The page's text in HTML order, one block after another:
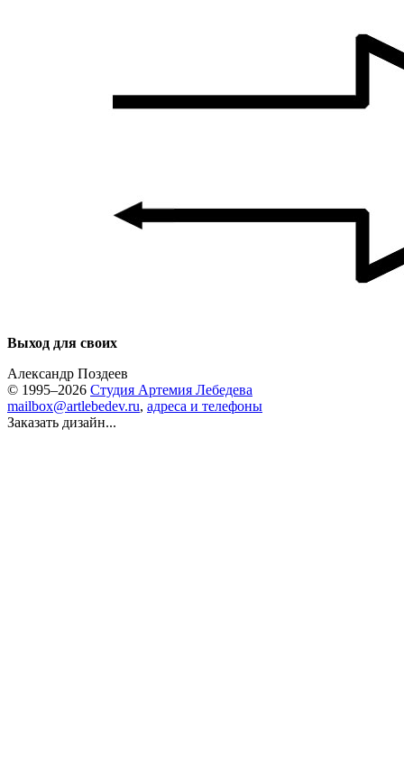
Выход для своих
Александр Поздеев
© 1995–2026 Студия Артемия Лебедева
mailbox@artlebedev.ru, адреса и телефоны
Заказать дизайн...